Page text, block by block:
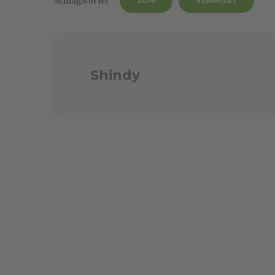
Shindy